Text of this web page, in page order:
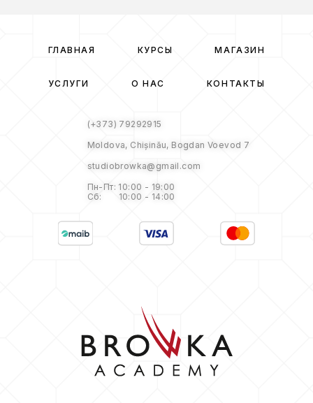
ГЛАВНАЯ КУРСЫ МАГАЗИН
УСЛУГИ О НАС КОНТАКТЫ
(+373) 79292915
Moldova, Chișinău, Bogdan Voevod 7
studiobrowka@gmail.com
Пн-Пт: 10:00 - 19:00
Сб: 10:00 - 14:00